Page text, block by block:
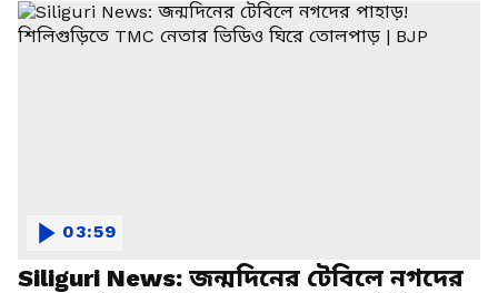
Siliguri News: জন্মদিনের টেবিলে নগদের
03:59